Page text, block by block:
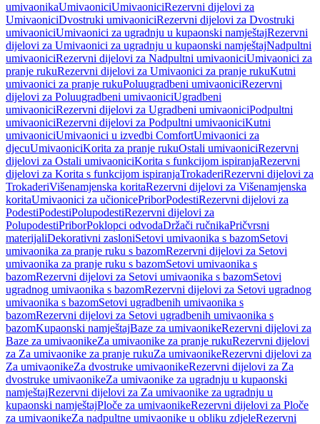
umivaonikaUmivaoniciUmivaoniciRezervni dijelovi za
UmivaoniciDvostruki umivaoniciRezervni dijelovi za Dvostruki
umivaoniciUmivaonici za ugradnju u kupaonski namještajRezervni
dijelovi za Umivaonici za ugradnju u kupaonski namještajNadpultni
umivaoniciRezervni dijelovi za Nadpultni umivaoniciUmivaonici za
pranje rukuRezervni dijelovi za Umivaonici za pranje rukuKutni
umivaonici za pranje rukuPoluugradbeni umivaoniciRezervni
dijelovi za Poluugradbeni umivaoniciUgradbeni
umivaoniciRezervni dijelovi za Ugradbeni umivaoniciPodpultni
umivaoniciRezervni dijelovi za Podpultni umivaoniciKutni
umivaoniciUmivaonici u izvedbi ComfortUmivaonici za
djecuUmivaoniciKorita za pranje rukuOstali umivaoniciRezervni
dijelovi za Ostali umivaoniciKorita s funkcijom ispiranjaRezervni
dijelovi za Korita s funkcijom ispiranjaTrokaderiRezervni dijelovi za
TrokaderiVišenamjenska koritaRezervni dijelovi za Višenamjenska
koritaUmivaonici za učionicePriborPodestiRezervni dijelovi za
PodestiPodestiPolupodestiRezervni dijelovi za
PolupodestiPriborPoklopci odvodaDržači ručnikaPričvrsni
materijaliDekorativni zasloniSetovi umivaonika s bazomSetovi
umivaonika za pranje ruku s bazomRezervni dijelovi za Setovi
umivaonika za pranje ruku s bazomSetovi umivaonika s
bazomRezervni dijelovi za Setovi umivaonika s bazomSetovi
ugradnog umivaonika s bazomRezervni dijelovi za Setovi ugradnog
umivaonika s bazomSetovi ugradbenih umivaonika s
bazomRezervni dijelovi za Setovi ugradbenih umivaonika s
bazomKupaonski namještajBaze za umivaonikeRezervni dijelovi za
Baze za umivaonikeZa umivaonike za pranje rukuRezervni dijelovi
za Za umivaonike za pranje rukuZa umivaonikeRezervni dijelovi za
Za umivaonikeZa dvostruke umivaonikeRezervni dijelovi za Za
dvostruke umivaonikeZa umivaonike za ugradnju u kupaonski
namještajRezervni dijelovi za Za umivaonike za ugradnju u
kupaonski namještajPloče za umivaonikeRezervni dijelovi za Ploče
za umivaonikeZa nadpultne umivaonike u obliku zdjeleRezervni